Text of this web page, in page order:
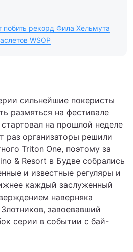
рекорд Фила Хельмута
WSOP
сильнейшие покеристы
размяться на фестивале
на прошлой неделе
раз организаторы решили
Triton One, поэтому за
& Resort в Будве собрались
и известные регуляры и
каждый заслуженный
наверняка
завоевавший
серии в событии с бай-